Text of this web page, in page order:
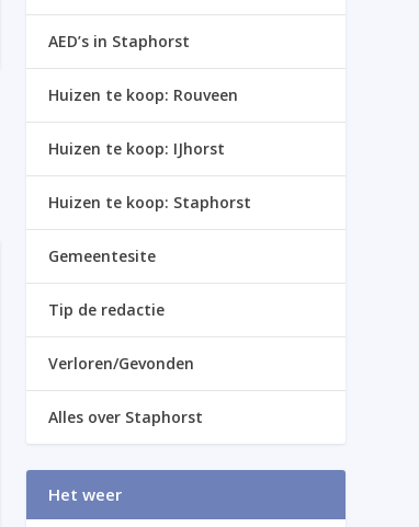
AED’s in Staphorst
Huizen te koop: Rouveen
Huizen te koop: IJhorst
Huizen te koop: Staphorst
Gemeentesite
Tip de redactie
Verloren/Gevonden
Alles over Staphorst
Het weer